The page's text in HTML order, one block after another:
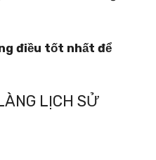
điều tốt nhất để
LỊCH SỬ